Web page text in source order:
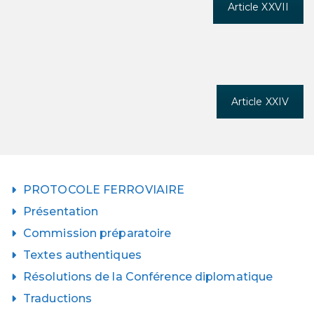
Article XXVII
Article XXIV
PROTOCOLE FERROVIAIRE
Présentation
Commission préparatoire
Textes authentiques
Résolutions de la Conférence diplomatique
Traductions